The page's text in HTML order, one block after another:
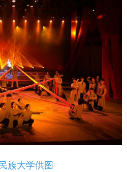
能源 会展
时尚 悦读
亚太网
河北 山西
上海
大学供图